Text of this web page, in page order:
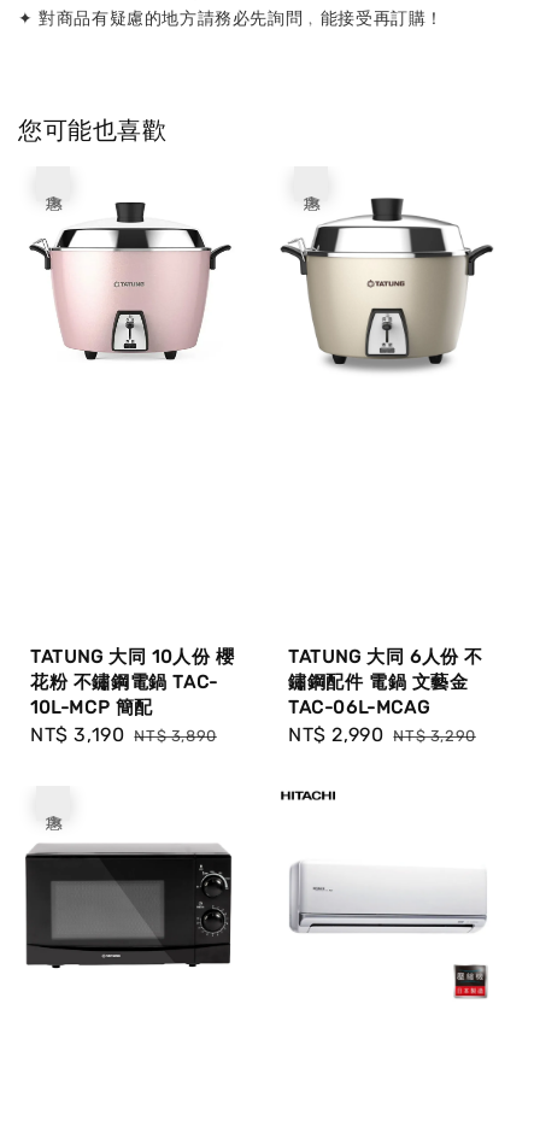
✦ 對商品有疑慮的地方請務必先詢問﹐能接受再訂購！
您可能也喜歡
TATUNG 大同 10人份 櫻
花粉 不鏽鋼電鍋 TAC-
10L-MCP 簡配
Sale
NT$ 3,190 Regular
NT$ 3,890
TATUNG 大同 6人份 不
鏽鋼配件 電鍋 文藝金
TAC-06L-MCAG
Sale
NT$ 2,990 Regular
NT$ 3,290